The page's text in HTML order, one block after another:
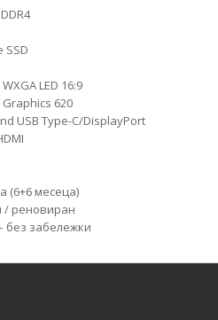
SSD
LED 16:9
Graphics 620
USB Type-C/DisplayPort
(6+6 месеца)
/ реновиран
без забележки